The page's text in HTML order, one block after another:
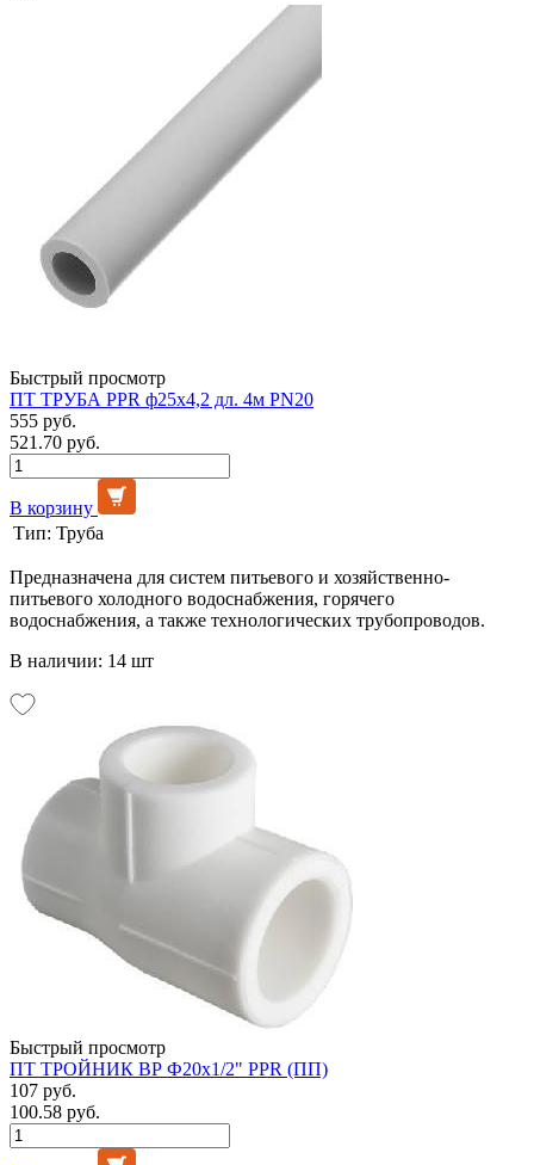
Быстрый просмотр
ПТ ТРУБА PPR ф25х4,2 дл. 4м PN20
555 руб.
521.70 руб.
В корзину
Тип: Труба
Предназначена для систем питьевого и хозяйственно-
питьевого холодного водоснабжения, горячего
водоснабжения, а также технологических трубопроводов.
В наличии: 14 шт
Быстрый просмотр
ПТ ТРОЙНИК ВР Ф20х1/2" PPR (ПП)
107 руб.
100.58 руб.